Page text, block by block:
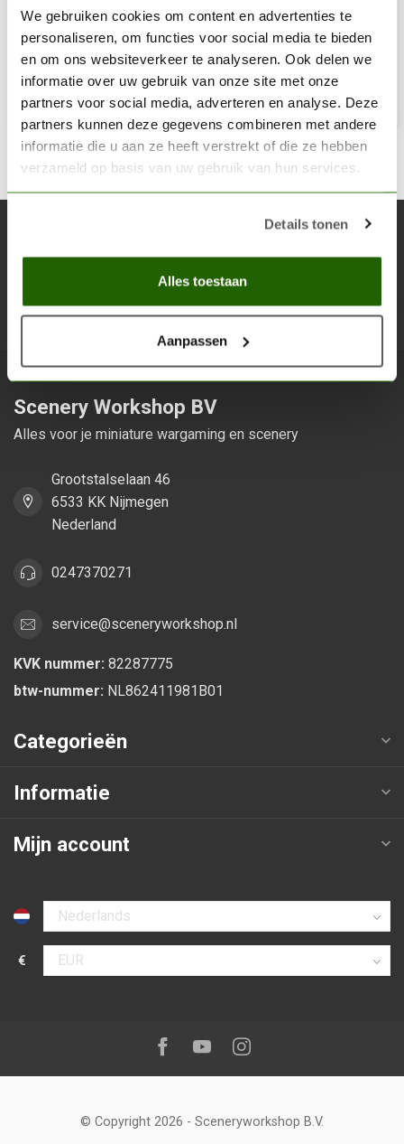
We gebruiken cookies om content en advertenties te
personaliseren, om functies voor social media te bieden
en om ons websiteverkeer te analyseren. Ook delen we
informatie over uw gebruik van onze site met onze
partners voor social media, adverteren en analyse. Deze
partners kunnen deze gegevens combineren met andere
informatie die u aan ze heeft verstrekt of die ze hebben
verzameld op basis van uw gebruik van hun services.
Details tonen
Alles toestaan
Aanpassen
€11,69
Niet op voorraad
Blijf op de hoogte over onze laatste acties
Scenery Workshop BV
Alles voor je miniature wargaming en scenery
Grootstalselaan 46
6533 KK Nijmegen
Nederland
0247370271
service@sceneryworkshop.nl
KVK nummer: 82287775
btw-nummer: NL862411981B01
Categorieën
Informatie
Mijn account
Selecteer taal
€
Selecteer valuta
Volg ons op:Facebook
YoutubeInstagram
© Copyright 2026 - Sceneryworkshop B.V.